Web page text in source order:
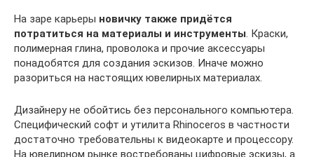
На заре карьеры новичку также придётся
потратиться на материалы и инструменты. Краски,
полимерная глина, проволока и прочие аксессуары
понадобятся для создания эскизов. Иначе можно
разориться на настоящих ювелирных материалах.
Дизайнеру не обойтись без персонального компьютера.
Специфический софт и утилита Rhinoceros в частности
достаточно требовательны к видеокарте и процессору.
На ювелирном рынке востребованы цифровые эскизы, а